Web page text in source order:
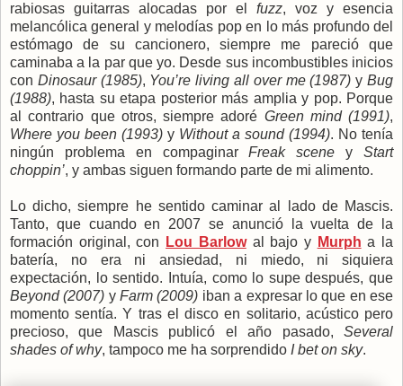
rabiosas guitarras alocadas por el fuzz, voz y esencia
melancólica general y melodías pop en lo más profundo del
estómago de su cancionero, siempre me pareció que
caminaba a la par que yo. Desde sus incombustibles inicios
con Dinosaur (1985), You’re living all over me (1987) yBug
(1988), hasta su etapa posterior más amplia y pop. Porque
al contrario que otros, siempre adoré Green mind (1991),
Where you been (1993) y Without a sound (1994). No tenía
ningún problema en compaginarFreak scene yStart
choppin’, y ambas siguen formando parte de mi alimento.
Lo dicho, siempre he sentido caminar al lado de Mascis.
Tanto, que cuando en 2007 se anunció la vuelta de la
formación original, con
Lou Barlowal bajo y Murph a la
batería, no era ni ansiedad, ni miedo, ni siquiera
expectación, lo sentido. Intuía, como lo supe después, que
Beyond (2007) yFarm (2009) iban a expresar lo que en ese
momento sentía. Y tras el disco en solitario, acústico pero
precioso, que Mascis publicó el año pasado, Several
shades of why, tampoco me ha sorprendido I bet on sky.